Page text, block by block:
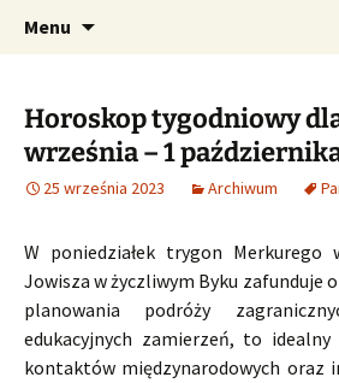
CzaroMarowy
dzienny,
tygodniowy
Profesjonalne
Menu
Horoskop tygodniowy
września – 1
25 września 2023 Archiwum
W poniedziałek trygon Merkurego
Jowisza w życzliwym Byku zafunduje
planowania podróży
edukacyjnych zamierzeń, to
kontaktów międzynarodowych oraz